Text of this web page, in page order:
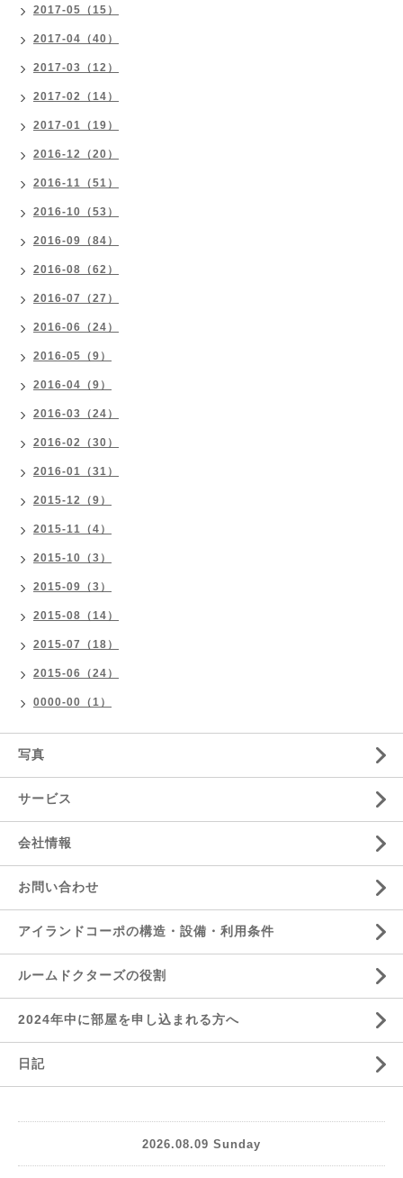
2017-05（15）
2017-04（40）
2017-03（12）
2017-02（14）
2017-01（19）
2016-12（20）
2016-11（51）
2016-10（53）
2016-09（84）
2016-08（62）
2016-07（27）
2016-06（24）
2016-05（9）
2016-04（9）
2016-03（24）
2016-02（30）
2016-01（31）
2015-12（9）
2015-11（4）
2015-10（3）
2015-09（3）
2015-08（14）
2015-07（18）
2015-06（24）
0000-00（1）
写真
サービス
会社情報
お問い合わせ
アイランドコーポの構造・設備・利用条件
ルームドクターズの役割
2024年中に部屋を申し込まれる方へ
日記
2026.08.09 Sunday